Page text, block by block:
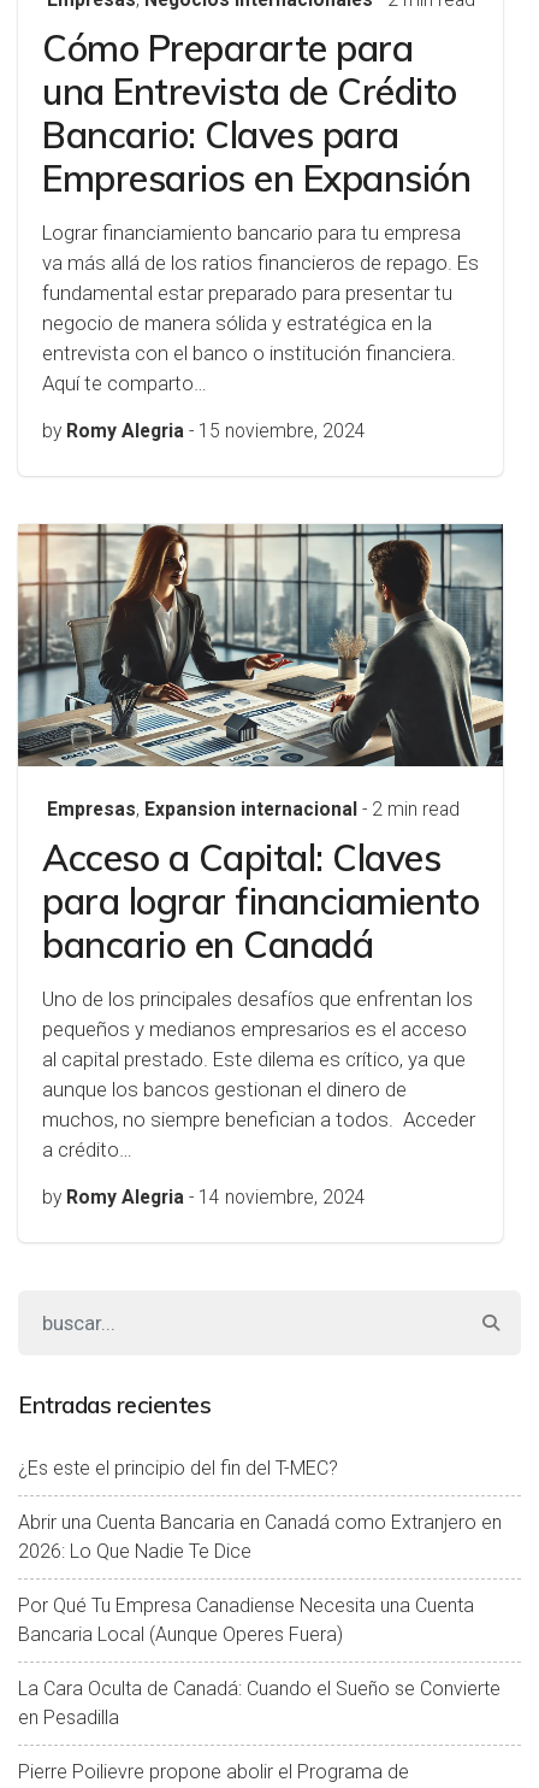
Cómo Prepararte para
una Entrevista de Crédito
Bancario: Claves para
Empresarios en Expansión
Lograr financiamiento bancario para tu empresa
va más allá de los ratios financieros de repago. Es
fundamental estar preparado para presentar tu
negocio de manera sólida y estratégica en la
entrevista con el banco o institución financiera.
Aquí te comparto…
by Romy Alegria - 15 noviembre, 2024
Empresas, Expansion internacional - 2 min read
Acceso a Capital: Claves
para lograr financiamiento
bancario en Canadá
Uno de los principales desafíos que enfrentan los
pequeños y medianos empresarios es el acceso
al capital prestado. Este dilema es crítico, ya que
aunque los bancos gestionan el dinero de
muchos, no siempre benefician a todos. Acceder
a crédito…
by Romy Alegria - 14 noviembre, 2024
Entradas recientes
¿Es este el principio del fin del T-MEC?
Abrir una Cuenta Bancaria en Canadá como Extranjero en
2026: Lo Que Nadie Te Dice
Por Qué Tu Empresa Canadiense Necesita una Cuenta
Bancaria Local (Aunque Operes Fuera)
La Cara Oculta de Canadá: Cuando el Sueño se Convierte
en Pesadilla
Pierre Poilievre propone abolir el Programa de